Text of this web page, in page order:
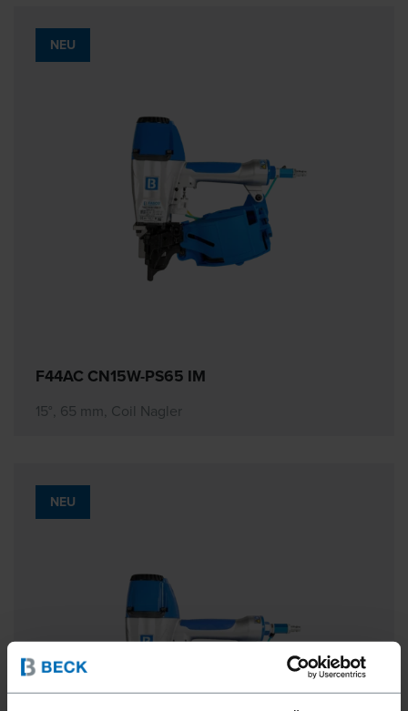
NEU
F44AC CN15W-PS65 IM
15°, 65 mm, Coil Nagler
NEU